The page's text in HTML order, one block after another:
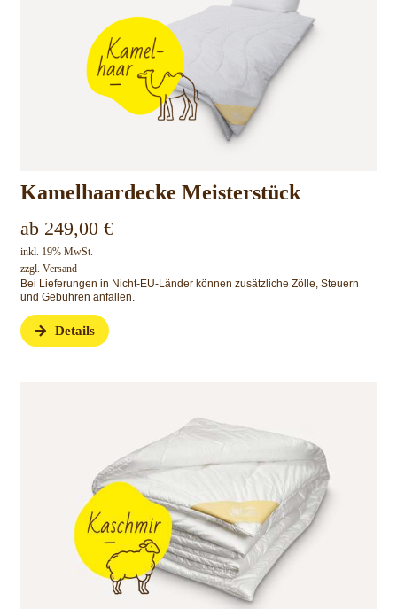
Kamelhaardecke Meisterstück
ab 249,00 €
inkl. 19% MwSt.
zzgl. Versand
Bei Lieferungen in Nicht-EU-Länder können zusätzliche Zölle, Steuern
und Gebühren anfallen.
Details